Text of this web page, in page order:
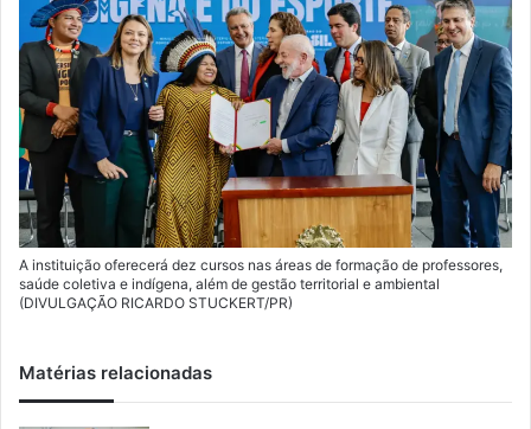
A instituição oferecerá dez cursos nas áreas de formação de professores,
saúde coletiva e indígena, além de gestão territorial e ambiental
(DIVULGAÇÃO RICARDO STUCKERT/PR)
Matérias relacionadas